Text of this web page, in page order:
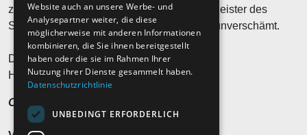
zu überraschen und war schon immer ein Meister des
Stilbruchs. Manchmal fließend, manchmal unverschämt.
Die Vergänglichkeit ist eine Konstante.
Heast as nit, wia die Zeit vergeht…?
Ohren auf und hinhören!
Website auch an unsere Werbe- und
Analysepartner weiter, die diese
möglicherweise mit anderen Informationen
kombinieren, die Sie ihnen bereitgestellt
haben oder die sie im Rahmen Ihrer
Nutzung ihrer Dienste gesammelt haben.
Datenschutzrichtlinie
UNBEDINGT ERFORDERLICH